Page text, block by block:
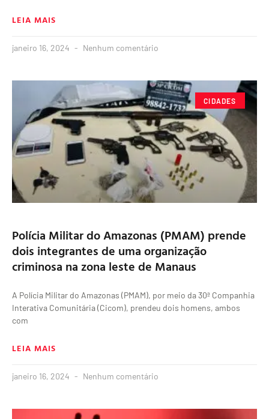
LEIA MAIS
janeiro 16, 2024 Nenhum comentário
CIDADES
Polícia Militar do Amazonas (PMAM) prende
dois integrantes de uma organização
criminosa na zona leste de Manaus
A Polícia Militar do Amazonas (PMAM), por meio da 30ª Companhia
Interativa Comunitária (Cicom), prendeu dois homens, ambos
com
LEIA MAIS
janeiro 16, 2024 Nenhum comentário